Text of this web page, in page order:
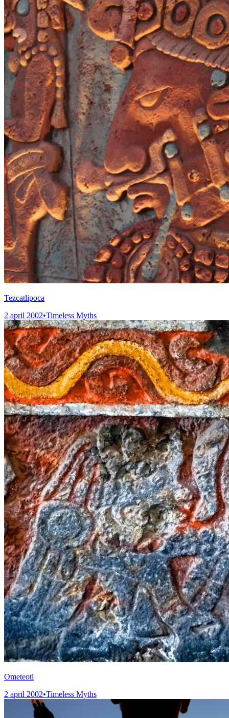
Tezcatlipoca
2 april 2002•Timeless Myths
Ometeotl
2 april 2002•Timeless Myths